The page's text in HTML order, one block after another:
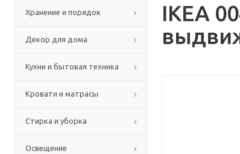
Хранение и порядок
Декор для дома
Кухни и бытовая техника
Кровати и матрасы
Стирка и уборка
Освещение
IKEA